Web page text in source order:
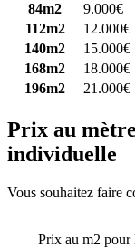
84m2
9.000€
112m2
12.000€
140m2
15.000€
168m2
18.000€
196m2
21.000€
Prix au
individuelle
Vous souhaitez faire
Prix au m2 pour